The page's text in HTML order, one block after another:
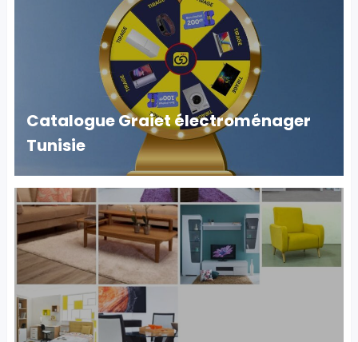
Catalogue Graiet électroménager
Tunisie